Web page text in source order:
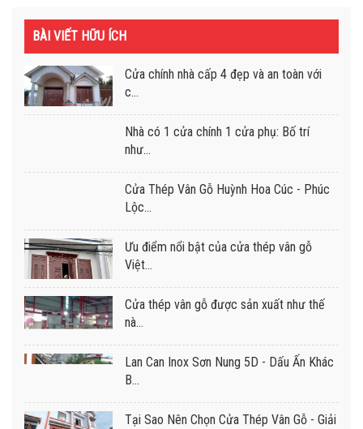
BÀI VIẾT HỮU ÍCH
Cửa chính nhà cấp 4 đẹp và an toàn với
c...
Nhà có 1 cửa chính 1 cửa phụ: Bố trí
như...
Cửa Thép Vân Gỗ Huỳnh Hoa Cúc - Phúc
Lộc...
Ưu điểm nổi bật của cửa thép vân gỗ
Việt...
Cửa thép vân gỗ được sản xuất như thế
nà...
Lan Can Inox Sơn Nung 5D - Dấu Ấn Khác
B...
Tại Sao Nên Chọn Cửa Thép Vân Gỗ - Giải